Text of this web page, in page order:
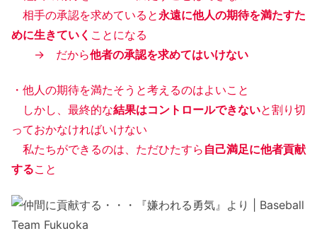
相手の承認を求めていると 永遠に他人の期待を満たすた
めに生きていく ことになる
→ だから他者の承認を求めてはいけない
・他人の期待を満たそうと考えるのはよいこと
しかし、最終的な結果はコントロールできないと割り切
っておかなければいけない
私たちができるのは、ただひたすら 自己満足に他者貢献
すること